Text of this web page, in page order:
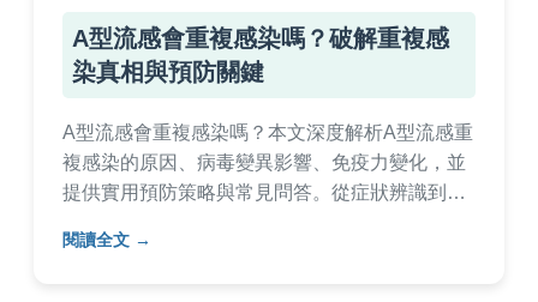
A型流感會重複感染嗎？破解重複感
染真相與預防關鍵
A型流感會重複感染嗎？本文深度解析A型流感重
複感染的原因、病毒變異影響、免疫力變化，並
提供實用預防策略與常見問答。從症狀辨識到疫
效防範重複感染風險。
閱讀全文